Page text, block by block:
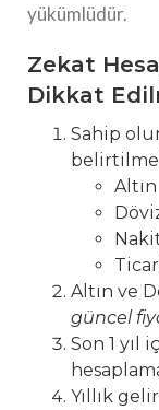
yükümlüdür.
Zekat
Dikkat
Sahip
Altın
Altın ve
güncel
Son 1 yıl
Yıllık